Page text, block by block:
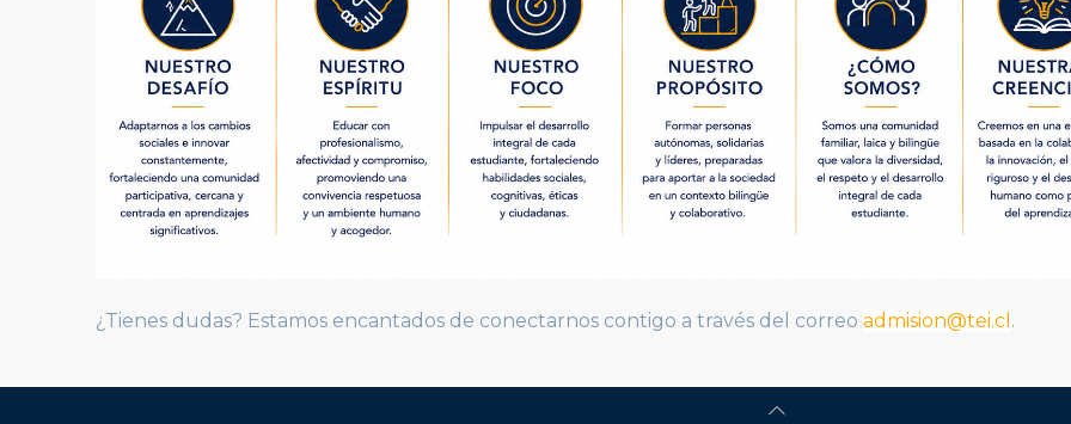
¿Tienes dudas? Estamos encantados de conectarnos contigo a través del correo admision@tei.cl .